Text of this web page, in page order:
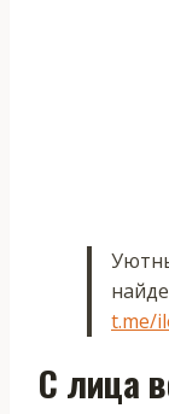
t.me/
С лица